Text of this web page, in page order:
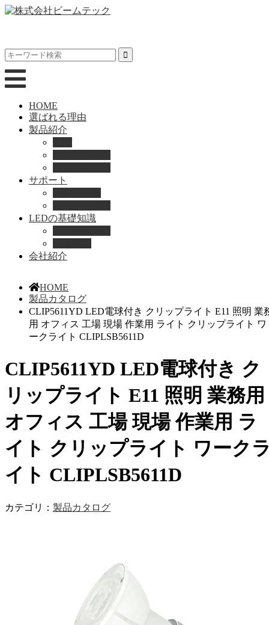
HOME
選ばれる理由
製品紹介
サポート
LEDの基礎知識
会社紹介
HOME
製品カタログ
CLIP5611YD LED電球付き クリップライト E11 照明 業
用 オフィス 工場 現場 作業用 ライト クリップライト ワ
ークライト CLIPLSB5611D
CLIP5611YD LED電球付き ク
リップライト E11 照明 業務用
オフィス 工場 現場 作業用 ラ
イト クリップライト ワーク
イト CLIPLSB5611D
カテゴリ： 製品カタログ